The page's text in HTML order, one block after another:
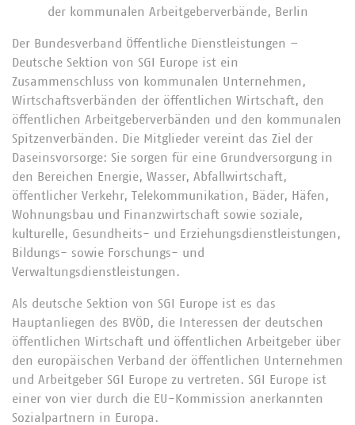
der kommunalen Arbeitgeberverbände, Berlin
Der Bundesverband Öffentliche Dienstleistungen –
Deutsche Sektion von SGI Europe ist ein
Zusammenschluss von kommunalen Unternehmen,
Wirtschaftsverbänden der öffentlichen Wirtschaft, den
öffentlichen Arbeitgeberverbänden und den kommunalen
Spitzenverbänden. Die Mitglieder vereint das Ziel der
Daseinsvorsorge: Sie sorgen für eine Grundversorgung in
den Bereichen Energie, Wasser, Abfallwirtschaft,
öffentlicher Verkehr, Telekommunikation, Bäder, Häfen,
Wohnungsbau und Finanzwirtschaft sowie soziale,
kulturelle, Gesundheits- und Erziehungsdienstleistungen,
Bildungs- sowie Forschungs- und
Verwaltungsdienstleistungen.
Als deutsche Sektion von SGI Europe ist es das
Hauptanliegen des BVÖD, die Interessen der deutschen
öffentlichen Wirtschaft und öffentlichen Arbeitgeber über
den europäischen Verband der öffentlichen Unternehmen
und Arbeitgeber SGI Europe zu vertreten. SGI Europe ist
einer von vier durch die EU-Kommission anerkannten
Sozialpartnern in Europa.